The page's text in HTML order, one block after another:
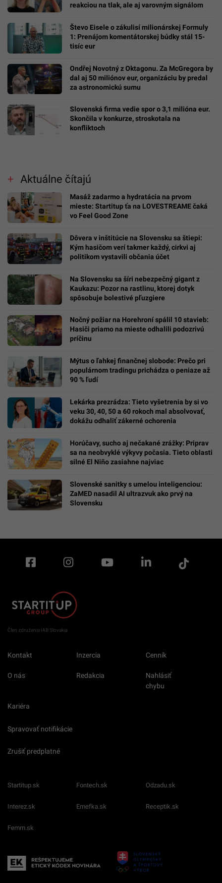
reakciou na tlak, ale aj varovným signálom
Števo Eisele o zákulisí milionárskej Formuly
1: Prenájom komentátorskej búdky stál 15-
tisíc eur
Ondřej Novotný z Oktagonu. Za McGregora by
dal aj 50 miliónov eur, organizáciu by predal
za astronomickú sumu
Slovenská firma vedie spor o 3,1 milióna eur.
Skončila v konkurze, stroskotala na
konfliktoch
Aktuálne čítajú
Masáž zadarmo a hydratácia na prvom
mieste: Startitup ťa na LOVESTREAME čaká
vo Feel Good Zone
Dôvera v inštitúcie na Slovensku sa štiepi:
Kým hasičom verí takmer každý, cirkvi aj
politikom vystavili občania účet
Na Slovensku sa šíri nebezpečný gigant z
Kaukazu: Pozor na rastlinu, ktorej dotyk
spôsobuje bolestivé pľuzgiere
Nočný požiar na Horehroní spálil 10 stavieb:
Hasiči priamo na mieste odhalili podozrivú
príčinu
Mýtus o ľahkej finančnej slobode: Prečo pri
populárnom tradingu prichádza o peniaze až
90 % ľudí
Lekárka prezrádza: Tieto vyšetrenia by si vo
veku 30, 40, 50 a 60 rokoch mal absolvovať,
dokážu odhaliť zákerné ochorenia
Horúčavy, sucho aj nečakané zrážky: Priprav
sa na neobvyklé výkyvy počasia. Tieto oblasti
silné El Niño zasiahne najviac
Slovenské sanitky s umelou inteligenciou:
ZaMED nasadil AI ultrazvuk ako prvý na
Slovensku
Člen združenia IAB Slovakia
Kontakt Inzercia Cenník
O nás Redakcia
Nahlásiť
chybu
Kariéra
Spravovať notifikácie
Zrušiť predplatné
Startitup.sk Fontech.sk Odzadu.sk
Interez.sk Emefka.sk Receptik.sk
Femm.sk